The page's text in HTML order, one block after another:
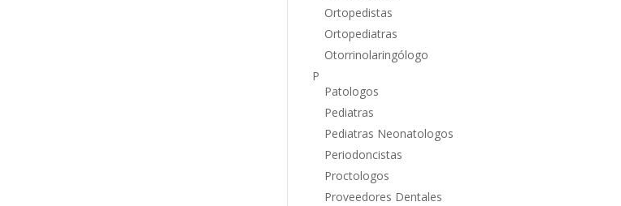
Ortopedistas
Ortopediatras
Otorrinolaringólogo
P
Patologos
Pediatras
Pediatras Neonatologos
Periodoncistas
Proctologos
Proveedores Dentales